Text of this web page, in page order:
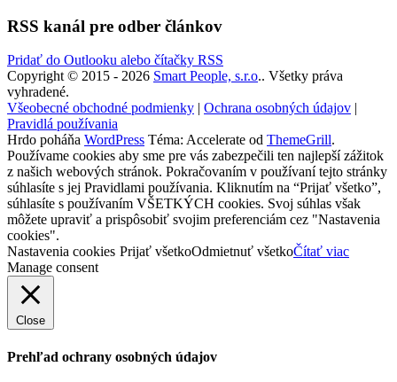
RSS kanál pre odber článkov
Pridať do Outlooku alebo čítačky RSS
Copyright © 2015 - 2026 Smart People, s.r.o.. Všetky práva
vyhradené.
Všeobecné obchodné podmienky | Ochrana osobných údajov |
Pravidlá používania
Hrdo poháňa WordPress Téma: Accelerate od ThemeGrill.
Používame cookies aby sme pre vás zabezpečili ten najlepší zážitok
z našich webových stránok. Pokračovaním v používaní tejto stránky
súhlasíte s jej Pravidlami používania. Kliknutím na “Prijať všetko”,
súhlasíte s používaním VŠETKÝCH cookies. Svoj súhlas však
môžete upraviť a prispôsobiť svojim preferenciám cez "Nastavenia
cookies".
Nastavenia cookies Prijať všetkoOdmietnuť všetkoČítať viac
Manage consent
Close
Prehľad ochrany osobných údajov